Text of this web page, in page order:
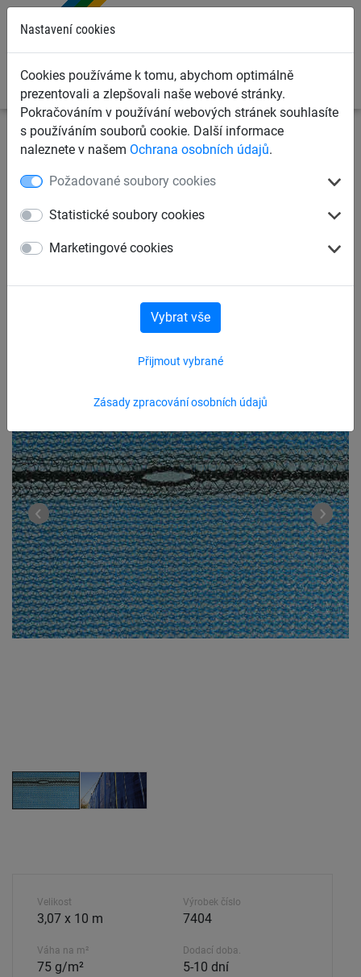
Nastavení cookies
Cookies používáme k tomu, abychom optimálně
prezentovali a zlepšovali naše webové stránky.
Pokračováním v používání webových stránek souhlasíte
s používáním souborů cookie. Další informace
naleznete v našem Ochrana osobních údajů.
Požadované soubory cookies
Statistické soubory cookies
Marketingové cookies
Zásady zpracování osobních údajů
Přijmout vybrané
Vybrat vše
Ochranné sítě a plachty Krycí plachty na přání
Síť na lešení 75g/m2, 3,07m x
10m
Velikost
3,07 x 10 m
Váha na m²
75 g/m²
Výrobek číslo
7404
Dodací doba.
5-10 dní